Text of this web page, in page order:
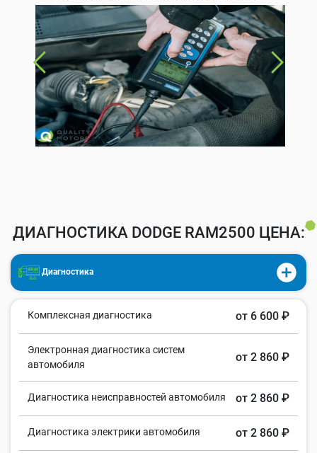
ДИАГНОСТИКА DODGE RAM2500 ЦЕНА:
Диагностика
Комплексная диагностика от 6 600 ₽
Электронная диагностика систем
автомобиля
от 2 860 ₽
Диагностика неисправностей автомобиля от 2 860 ₽
Диагностика электрики автомобиля от 2 860 ₽